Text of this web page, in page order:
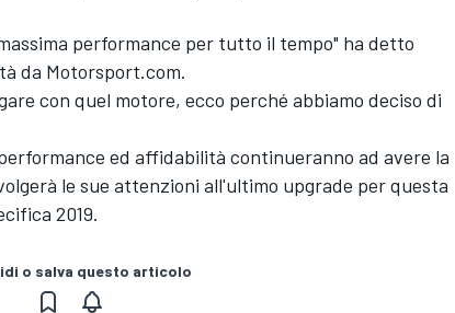
performance per tutto il tempo" ha detto
da Motorsport.com.
con quel motore, ecco perché abbiamo deciso di
ed affidabilità continueranno ad avere la
le sue attenzioni all'ultimo upgrade per questa
2019.
o salva questo articolo